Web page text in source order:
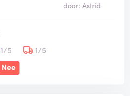
door: Astrid
1/5
1/5
Nee